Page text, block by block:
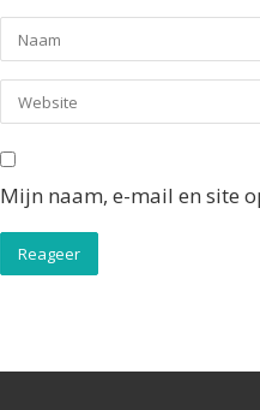
Mijn naam, e-mail en site